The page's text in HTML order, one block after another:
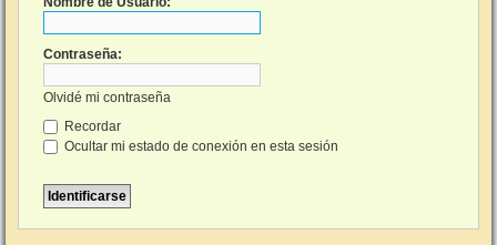
Contraseña:
Olvidé mi contraseña
Recordar
Ocultar mi estado de conexión en esta sesión